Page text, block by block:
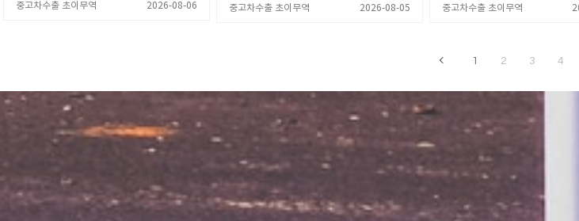
중고차수출 초이무역
2026-08-06
중고차수출 초이무역
2026-08-05
중고차수출 초이무역
1 2 3 4